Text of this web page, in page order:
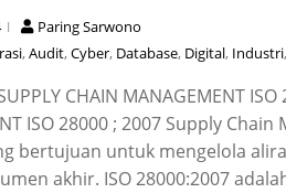
Paring Sarwono
,Audit,Cyber, Database, Digital, Industri,
CHAIN MANAGEMENT
ISO 28000 ; 2007 Supply
bertujuan untuk mengelola
akhir. ISO 28000:2007